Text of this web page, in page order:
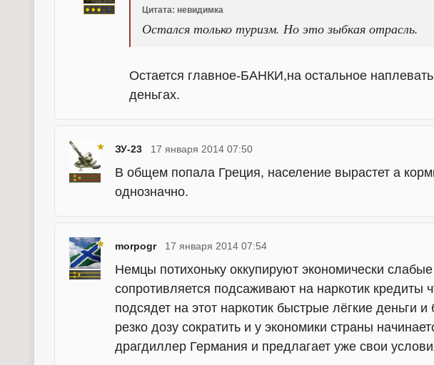
Цитата: невидимка
Остался только туризм. Но это зыбкая отрасль.
Остается главное-БАНКИ,на остальное
деньгах.
ЗУ-23 17 января 2014 07:50
В общем попала Греция, население вырастет а
однозначно.
morpogr 17 января 2014 07:54
Немцы потихоньку оккупируют экономически
сопротивляется подсаживают на наркотик кредиты
подсядет на этот наркотик быстрые лёгкие деньги
резко дозу сократить и у экономики страны
драгдиллер Германия и предлагает уже свои